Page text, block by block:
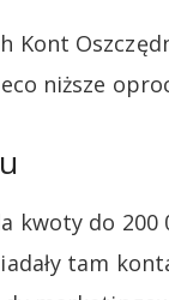
Kont
niższe
do 200
tam